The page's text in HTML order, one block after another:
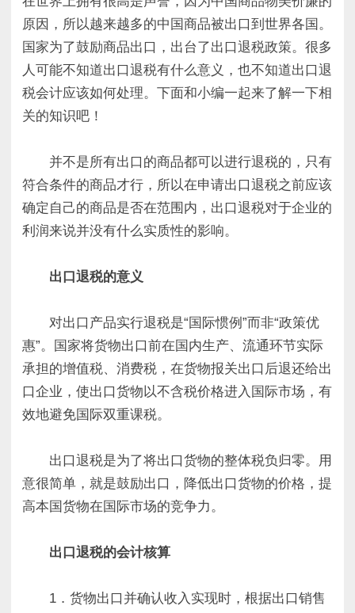
原因，所以越来越多的中国商品被出口到世界各国。
国家为了鼓励商品出口，出台了出口退税政策。很多
人可能不知道出口退税有什么意义，也不知道出口退
税会计应该如何处理。下面和小编一起来了解一下相
关的知识吧！
并不是所有出口的商品都可以进行退税的，只有
符合条件的商品才行，所以在申请出口退税之前应该
确定自己的商品是否在范围内，出口退税对于企业的
利润来说并没有什么实质性的影响。
出口退税的意义
对出口产品实行退税是“国际惯例”而非“政策优
惠”。国家将货物出口前在国内生产、流通环节实际
承担的增值税、消费税，在货物报关出口后退还给出
口企业，使出口货物以不含税价格进入国际市场，有
效地避免国际双重课税。
出口退税是为了将出口货物的整体税负归零。用
意很简单，就是鼓励出口，降低出口货物的价格，提
高本国货物在国际市场的竞争力。
出口退税的会计核算
1．货物出口并确认收入实现时，根据出口销售